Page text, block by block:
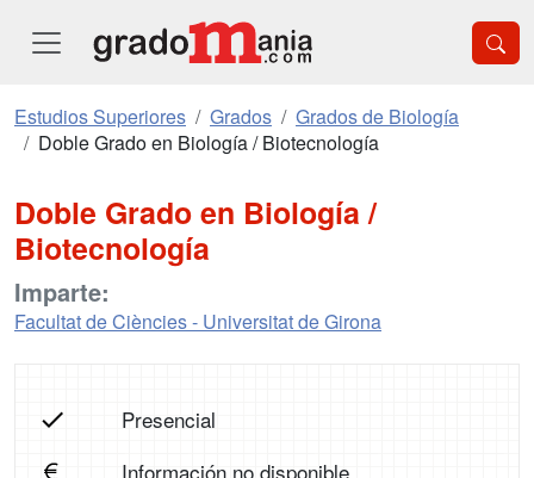
Estudios Superiores Grados
Grados de Biología
Doble Grado en Biología / Biotecnología
Doble Grado en Biología /
Biotecnología
Imparte:
Facultat de Ciències - Universitat de Girona
Presencial
Información no disponible